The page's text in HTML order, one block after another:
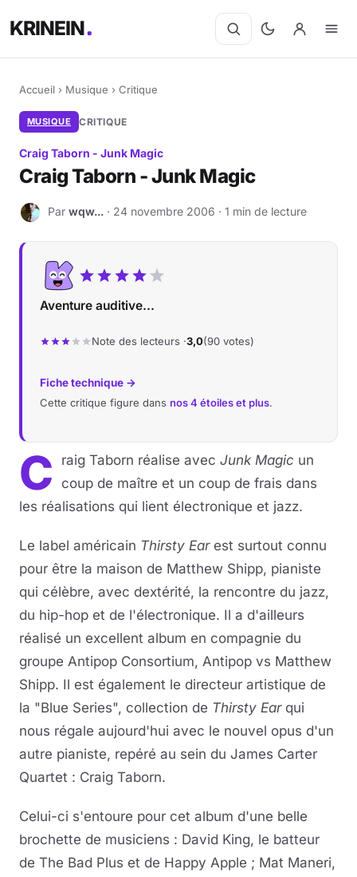
KRINEIN
Accueil › Musique › Critique
MUSIQUE CRITIQUE
Craig Taborn - Junk Magic
Craig Taborn - Junk Magic
W Par wqw... · 24 novembre 2006 · 1 min de lecture
Aventure auditive...
Note des lecteurs ·3,0(90 votes)
Fiche technique →
Cette critique figure dans nos 4 étoiles et plus.
C raig Taborn réalise avec Junk Magic un
coup de maître et un coup de frais dans
les réalisations qui lient électronique et jazz.
Le label américain Thirsty Ear est surtout connu
pour être la maison de Matthew Shipp, pianiste
qui célèbre, avec dextérité, la rencontre du jazz,
du hip-hop et de l'électronique. Il a d'ailleurs
réalisé un excellent album en compagnie du
groupe Antipop Consortium, Antipop vs Matthew
Shipp. Il est également le directeur artistique de
la "Blue Series", collection de Thirsty Ear qui
nous régale aujourd'hui avec le nouvel opus d'un
autre pianiste, repéré au sein du James Carter
Quartet : Craig Taborn.
Celui-ci s'entoure pour cet album d'une belle
brochette de musiciens : David King, le batteur
de The Bad Plus et de Happy Apple ; Mat Maneri,